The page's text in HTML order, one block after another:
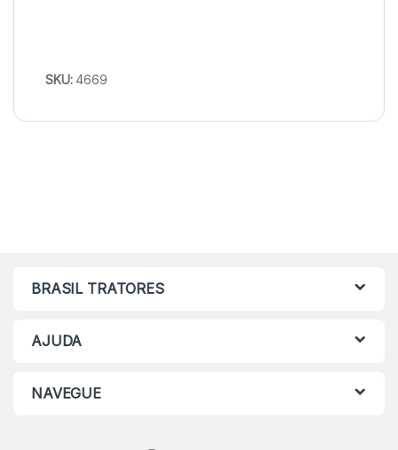
SKU:4669
BRASIL TRATORES
AJUDA
NAVEGUE